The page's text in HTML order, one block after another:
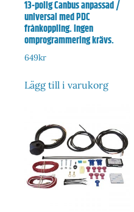
13-polig Canbus anpassad /
universal med PDC
frånkoppling. Ingen
omprogrammering krävs.
649kr
Lägg till i varukorg